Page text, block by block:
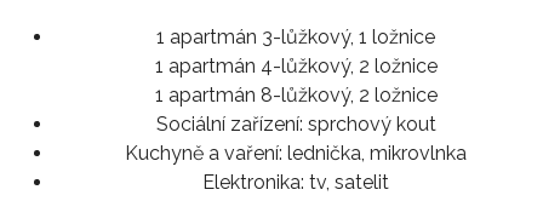
1 apartmán 3-lůžkový, 1 ložnice
1 apartmán 4-lůžkový, 2 ložnice
1 apartmán 8-lůžkový, 2 ložnice
Sociální zařízení: sprchový kout
Kuchyně a vaření: lednička, mikrovlnka
Elektronika: tv, satelit